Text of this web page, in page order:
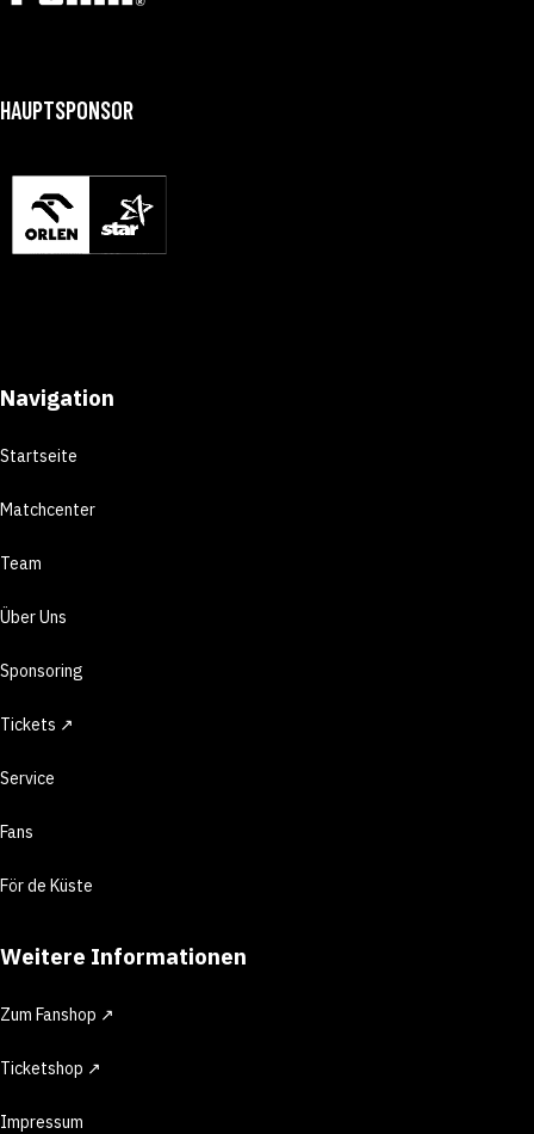
HAUPTSPONSOR
Navigation
Startseite
Matchcenter
Team
Über Uns
Sponsoring
Tickets ↗
Service
Fans
För de Küste
Weitere Informationen
Zum Fanshop ↗
Ticketshop ↗
Impressum